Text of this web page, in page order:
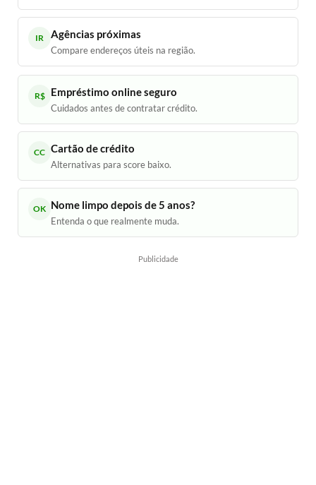
IR Agências próximas
Compare endereços úteis na região.
R$ Empréstimo online seguro
Cuidados antes de contratar crédito.
CC Cartão de crédito
Alternativas para score baixo.
OK Nome limpo depois de 5 anos?
Entenda o que realmente muda.
Publicidade